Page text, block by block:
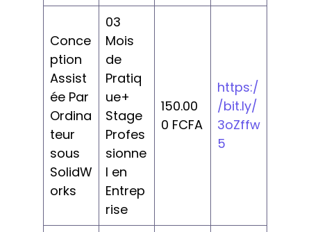
Conce
ption
Assist
ée Par
Ordina
teur
sous
SolidW
orks
03
Mois
de
Pratiq
ue+
Stage
Profes
sionne
l en
Entrep
rise
150.00
0 FCFA
https:/
/bit.ly/
3oZffw
5